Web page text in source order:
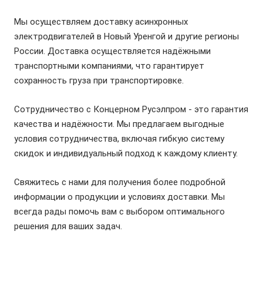
Мы осуществляем доставку асинхронных
электродвигателей в Новый Уренгой и другие регионы
России. Доставка осуществляется надёжными
транспортными компаниями, что гарантирует
сохранность груза при транспортировке.
Сотрудничество с Концерном Русэлпром - это гарантия
качества и надёжности. Мы предлагаем выгодные
условия сотрудничества, включая гибкую систему
скидок и индивидуальный подход к каждому клиенту.
Свяжитесь с нами для получения более подробной
информации о продукции и условиях доставки. Мы
всегда рады помочь вам с выбором оптимального
решения для ваших задач.